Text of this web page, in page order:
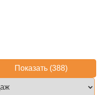
Показать (388)